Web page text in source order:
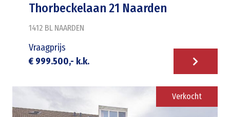
Thorbeckelaan 21 Naarden
1412 BL NAARDEN
Vraagprijs
€ 999.500,- k.k.
Verkocht